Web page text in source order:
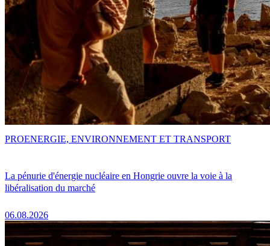
La pénurie d'énergie nucléaire en Hongrie ouvre la voie à la
libéralisation du marché
06.08.2026
PROENERGIE, ENVIRONNEMENT ET TRANSPORT